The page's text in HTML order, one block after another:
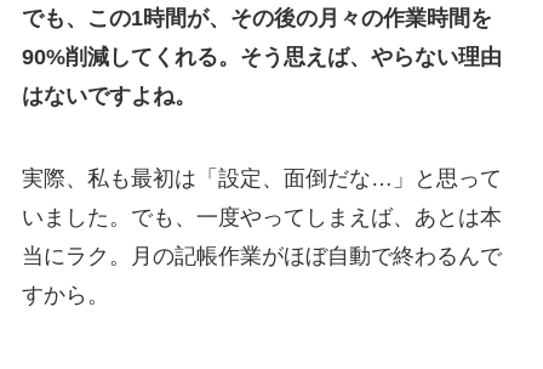
でも、この1時間が、その後の月々の作業時間を
90%削減してくれる。そう思えば、やらない理由
はないですよね。
実際、私も最初は「設定、面倒だな…」と思って
いました。でも、一度やってしまえば、あとは本
当にラク。月の記帳作業がほぼ自動で終わるんで
すから。